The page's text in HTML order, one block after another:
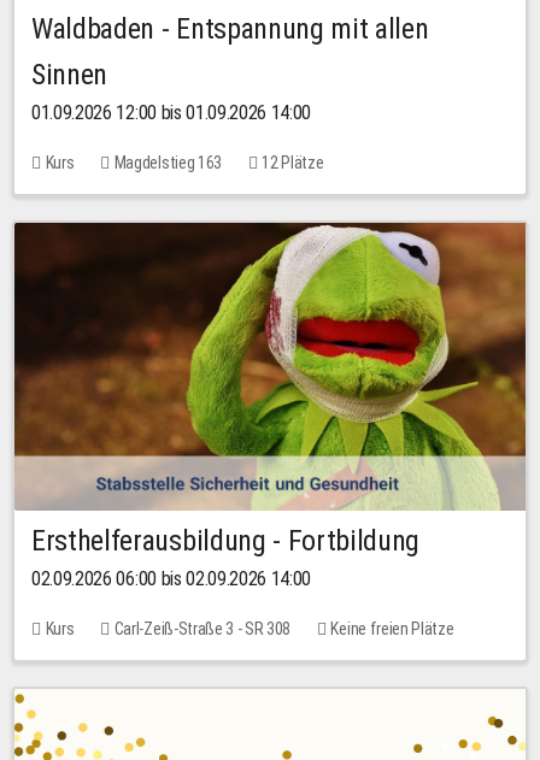
Waldbaden - Entspannung mit allen
Sinnen
01.09.2026 12:00 bis 01.09.2026 14:00
Kurs Magdelstieg 163 12 Plätze
Ersthelferausbildung - Fortbildung
02.09.2026 06:00 bis 02.09.2026 14:00
Kurs Carl-Zeiß-Straße 3 - SR 308 Keine freien Plätze